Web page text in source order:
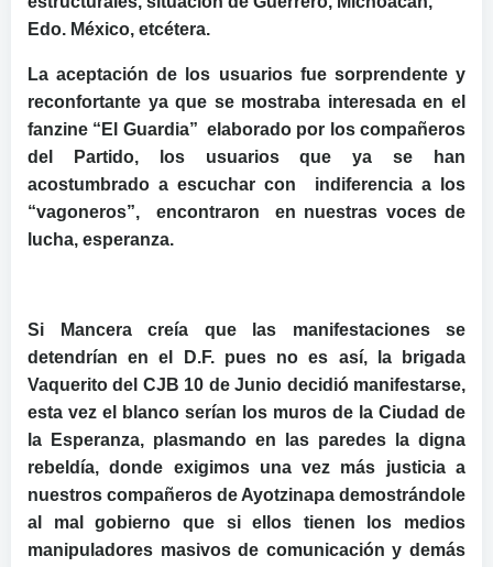
Edo. México, etcétera.
La aceptación de los usuarios fue sorprendente y
reconfortante ya que se mostraba interesada en el
fanzine “El Guardia” elaborado por los compañeros
del Partido, los usuarios que ya se han
acostumbrado a escuchar con indiferencia a los
“vagoneros”, encontraron en nuestras voces de
lucha, esperanza.
Si Mancera creía que las manifestaciones se
detendrían en el D.F. pues no es así, la brigada
Vaquerito del CJB 10 de Junio decidió manifestarse,
esta vez el blanco serían los muros de la Ciudad de
la Esperanza, plasmando en las paredes la digna
rebeldía, donde exigimos una vez más justicia a
nuestros compañeros de Ayotzinapa demostrándole
al mal gobierno que si ellos tienen los medios
manipuladores masivos de comunicación y demás